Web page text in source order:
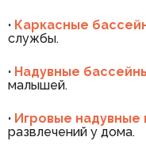
· Каркасные
службы.
· Надувные
малышей.
· Игровые надувные
развлечений у дома.